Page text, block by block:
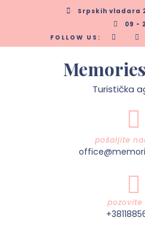
Srpskih vladara
09 -
FOLLOW US:
Turistička
pošaljite
pozovite